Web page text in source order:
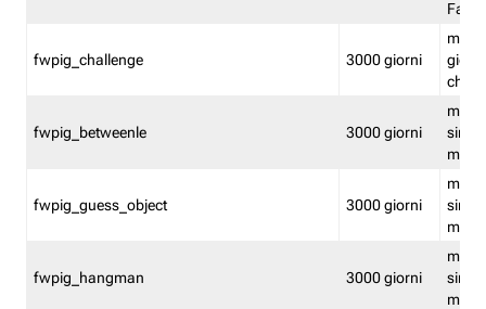
fwpig_challenge 3000 giorni
fwpig_betweenle 3000 giorni
fwpig_guess_object 3000 giorni
fwpig_hangman 3000 giorni